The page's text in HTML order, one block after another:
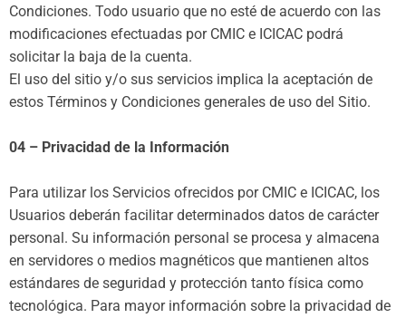
Condiciones. Todo usuario que no esté de acuerdo con las
modificaciones efectuadas por CMIC e ICICAC podrá
solicitar la baja de la cuenta.
El uso del sitio y/o sus servicios implica la aceptación de
estos Términos y Condiciones generales de uso del Sitio.
04 – Privacidad de la Información
Para utilizar los Servicios ofrecidos por CMIC e ICICAC, los
Usuarios deberán facilitar determinados datos de carácter
personal. Su información personal se procesa y almacena
en servidores o medios magnéticos que mantienen altos
estándares de seguridad y protección tanto física como
tecnológica. Para mayor información sobre la privacidad de